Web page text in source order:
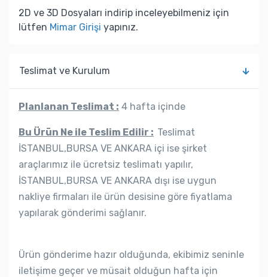
2D ve 3D Dosyaları indirip inceleyebilmeniz için
lütfen Mimar Girişi yapınız.
Teslimat ve Kurulum
Planlanan Teslimat : 4 hafta içinde
Bu Ürün Ne ile Teslim Edilir : Teslimat
İSTANBUL,BURSA VE ANKARA içi ise şirket
araçlarımız ile ücretsiz teslimatı yapılır,
İSTANBUL,BURSA VE ANKARA dışı ise uygun
nakliye firmaları ile ürün desisine göre fiyatlama
yapılarak gönderimi sağlanır.
Ürün gönderime hazır olduğunda, ekibimiz seninle
iletişime geçer ve müsait olduğun hafta için